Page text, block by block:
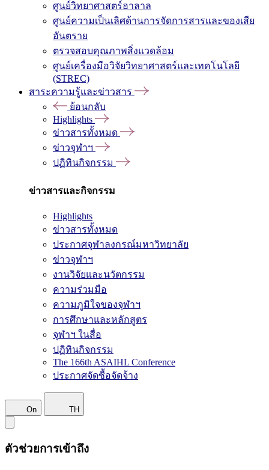
ศูนย์วิทยาศาสตร์ฮาลาล
ศูนย์ความเป็นเลิศด้านการจัดการสารและของเสีย
อันตราย
ตรวจสอบคุณภาพสิ่งแวดล้อม
ศูนย์เครื่องมือวิจัยวิทยาศาสตร์และเทคโนโลยี
(STREC)
สาระความรู้และข่าวสาร
ย้อนกลับ
Highlights
ข่าวสารทั้งหมด
ข่าวจุฬาฯ
ปฏิทินกิจกรรม
ข่าวสารและกิจกรรม
Highlights
ข่าวสารทั้งหมด
ประกาศจุฬาลงกรณ์มหาวิทยาลัย
ข่าวจุฬาฯ
งานวิจัยและนวัตกรรม
ความร่วมมือ
ความภูมิใจของจุฬาฯ
การศึกษาและหลักสูตร
จุฬาฯ ในสื่อ
ปฏิทินกิจกรรม
The 166th ASAIHL Conference
ประกาศจัดซื้อจัดจ้าง
On TH
ตัวช่วยการเข้าถึง